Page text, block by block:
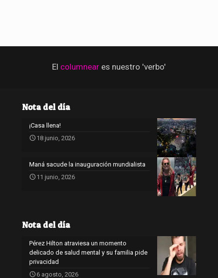
El columnear es nuestro 'verbo'
Nota del día
¡Casa llena!
18 junio, 2026
Maná sacude la inauguración mundialista
11 junio, 2026
Nota del día
Pérez Hilton atraviesa un momento
delicado de salud mental y su familia pide
privacidad
6 agosto, 2026